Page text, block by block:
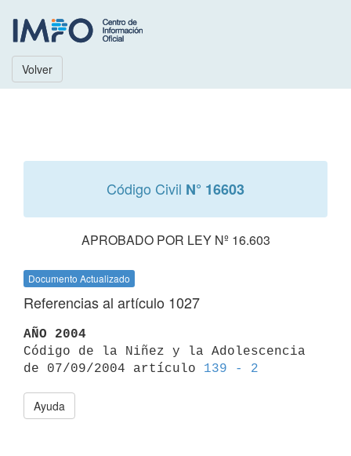
Volver
Código Civil N° 16603
APROBADO POR LEY Nº 16.603
Documento Actualizado
Referencias al artículo 1027
AÑO 2004
Código de la Niñez y la Adolescencia
de 07/09/2004 artículo 139 - 2
Ayuda